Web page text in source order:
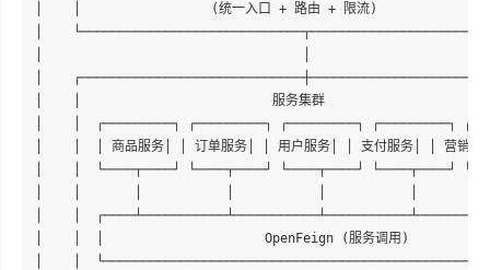
│    │                 (统一入口 + 路由 + 限流)
│
│
│    │                         服务集群
│    │  ┌─────────┐ ┌─────────┐ ┌─────────┐ ┌─────────┐
│    │  │ 商品服务│ │ 订单服务│ │ 用户服务│ │ 支付服务│ │ 营销
│    │  └────┬────┘ └────┬────┘ └────┬────┘ └────┬────┘
│    │
│    │  │                     OpenFeign (服务调用)
│    │